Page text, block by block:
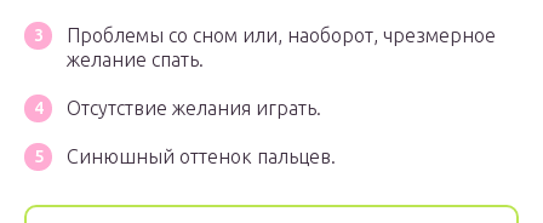
Проблемы со сном или, наоборот, чрезмерное
желание спать.
Отсутствие желания играть.
Синюшный оттенок пальцев.